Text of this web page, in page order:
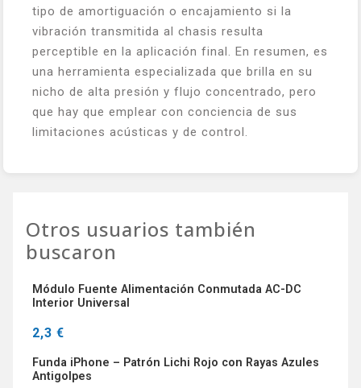
tipo de amortiguación o encajamiento si la
vibración transmitida al chasis resulta
perceptible en la aplicación final. En resumen, es
una herramienta especializada que brilla en su
nicho de alta presión y flujo concentrado, pero
que hay que emplear con conciencia de sus
limitaciones acústicas y de control.
Otros usuarios también
buscaron
Módulo Fuente Alimentación Conmutada AC-DC
Interior Universal
2,3 €
Funda iPhone – Patrón Lichi Rojo con Rayas Azules
Antigolpes